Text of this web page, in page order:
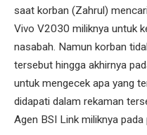
saat korban (Zahrul)
Vivo V2030 miliknya untuk
nasabah. Namun korban
tersebut hingga akhirnya
untuk mengecek apa yang
didapati dalam rekaman
Agen BSI Link miliknya